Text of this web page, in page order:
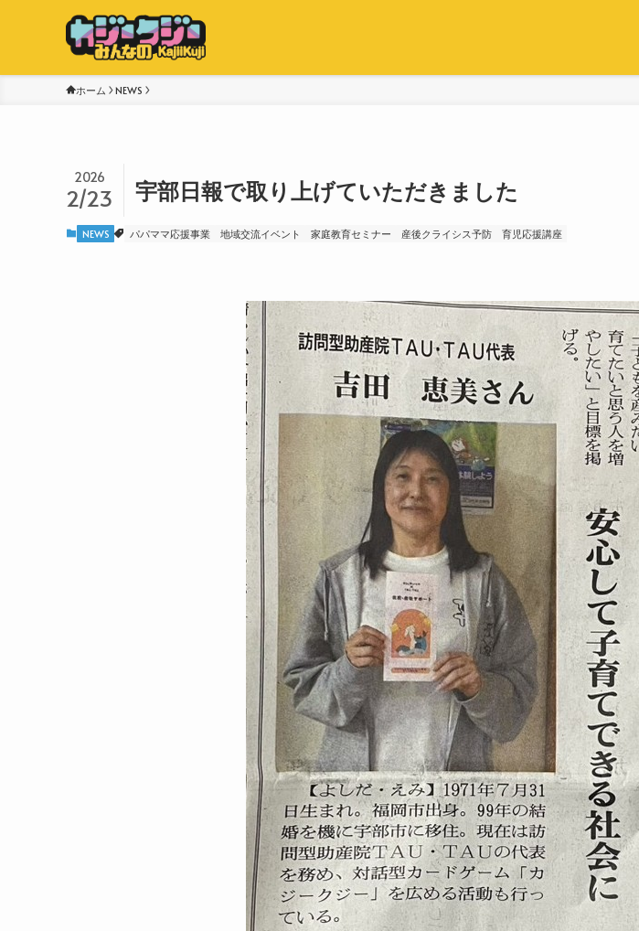
ホーム NEWS
宇部日報で取り上げていただきました
2026
2/23
NEWS パパママ応援事業 地域交流イベント 家庭教育セミナー 産後クライシス予防 育児応援講座